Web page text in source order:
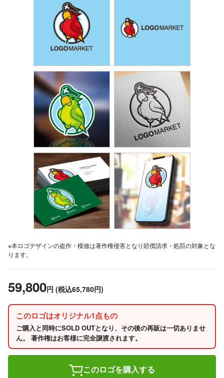
※本ロゴデザインの盗作・模倣は著作権侵害となり賠償請求・処罰の対象とな
ります。
59,800円 (税込65,780円)
このロゴはオリジナル1点もの
ご購入と同時にSOLD OUTとなり、その後の再販は一切ありませ
ん。 著作権はお客様に完全譲渡されます。
このロゴを購入する